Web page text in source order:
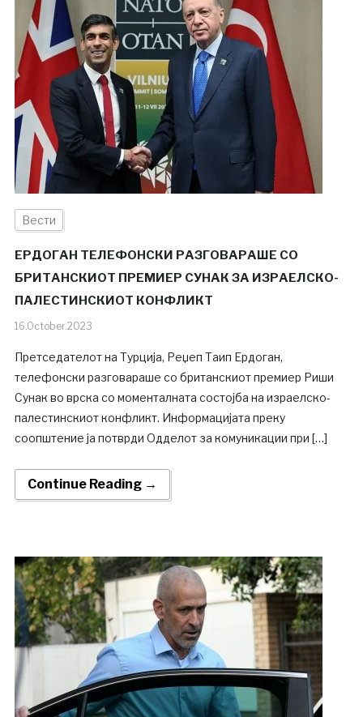
Вести
ЕРДОГАН ТЕЛЕФОНСКИ РАЗГОВАРАШЕ СО
БРИТАНСКИОТ ПРЕМИЕР СУНАК ЗА ИЗРАЕЛСКО-
ПАЛЕСТИНСКИОТ КОНФЛИКТ
16.October.2023
Претседателот на Турција, Реџеп Таип Ердоган,
телефонски разговараше со британскиот премиер Риши
Сунак во врска со моменталната состојба на израелско-
палестинскиот конфликт. Информацијата преку
соопштение ја потврди Одделот за комуникации при […]
Continue Reading →